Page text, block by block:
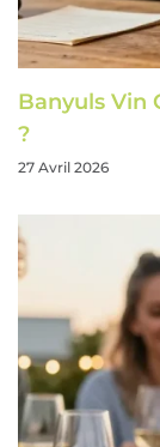
Banyuls Vin
?
27 Avril 2026